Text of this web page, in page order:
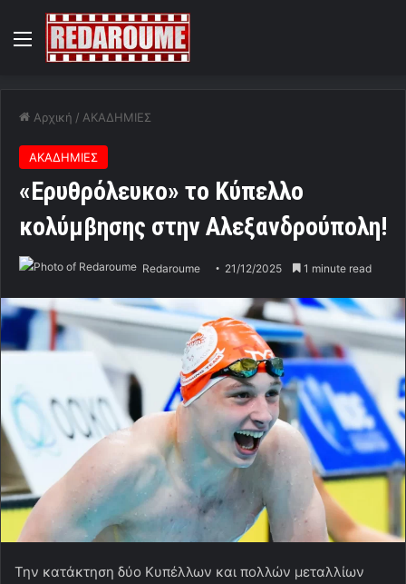
Menu
Αρχική / ΑΚΑΔΗΜΙΕΣ
ΑΚΑΔΗΜΙΕΣ
«Ερυθρόλευκο» το Κύπελλο
κολύμβησης στην Αλεξανδρούπολη!
Redaroume 21/12/2025 1 minute read
Την κατάκτηση δύο Κυπέλλων και πολλών μεταλλίων